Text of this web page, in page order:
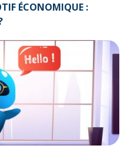
ÉCONOMIQUE :